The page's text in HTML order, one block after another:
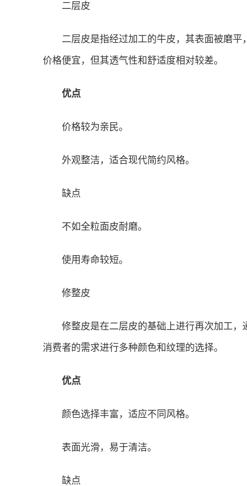
二层皮
二层皮是指经过加工的牛皮，其表面被磨
价格便宜，但其透气性和舒适度相对较差。
优点
价格较为亲民。
外观整洁，适合现代简约风格。
缺点
不如全粒面皮耐磨。
使用寿命较短。
修整皮
修整皮是在二层皮的基础上进行再次加工
消费者的需求进行多种颜色和纹理的选择。
优点
颜色选择丰富，适应不同风格。
表面光滑，易于清洁。
缺点